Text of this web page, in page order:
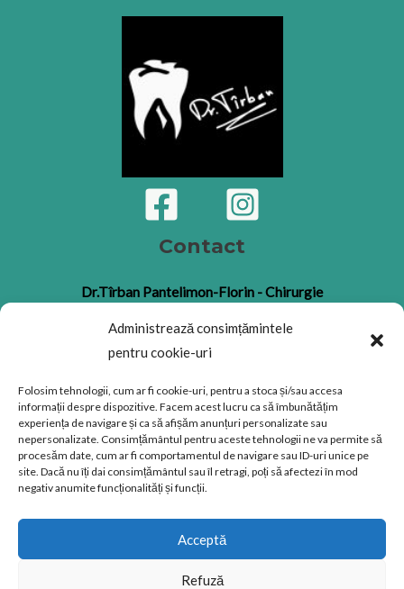
Administrează consimțămintele
pentru cookie-uri
Folosim tehnologii, cum ar fi cookie-uri, pentru a stoca și/sau accesa
informații despre dispozitive. Facem acest lucru ca să îmbunătățim
experiența de navigare și ca să afișăm anunțuri personalizate sau
nepersonalizate. Consimțământul pentru aceste tehnologii ne va permite să
procesăm date, cum ar fi comportamentul de navigare sau ID-uri unice pe
site. Dacă nu îți dai consimțământul sau îl retragi, poți să afectezi în mod
negativ anumite funcționalități și funcții.
Acceptă
Refuză
Contact
Dr.Tîrban Pantelimon-Florin - Chirurgie
Nr. tel: 0741675620
Cabinet Medicină Dentară Dr.Stana Silvia -
Arad, Str. Stefan Cicio Pop, nr.18
Copyright © 2026 Dr.Tîrban Pantelimon-Florin
Powered by Dr.Tîrban Pantelimon-Florin